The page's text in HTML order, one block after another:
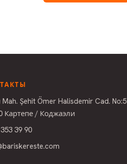
Mah. Şehit Ömer Halisdemir Cad. No:5
Картепе / Коджаэли
39 90